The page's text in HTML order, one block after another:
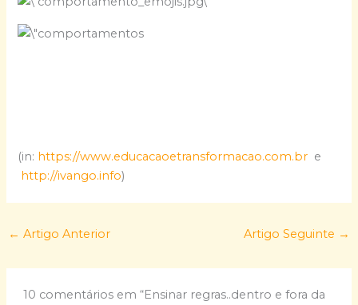
(in: https://www.educacaoetransformacao.com.br e
http://ivango.info)
← Artigo Anterior Artigo Seguinte →
10 comentários em “Ensinar regras..dentro e fora da